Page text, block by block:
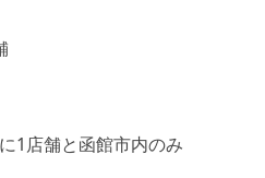
1店舗と函館市内のみ